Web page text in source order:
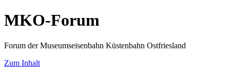
MKO-Forum
Forum der Museumseisenbahn Küstenbahn Ostfriesland
Zum Inhalt